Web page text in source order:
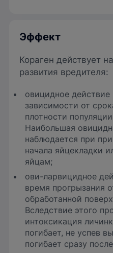
Эффект
Кораген действует
развития вредителя:
овицидное действие
зависимости от
плотности
Наибольшая
наблюдается при
начала яйцекладки
яйцам;
ови-ларвицидное
время прогрызания
обработанной
Вследствие этого
интоксикация
погибает, не успев
погибает сразу